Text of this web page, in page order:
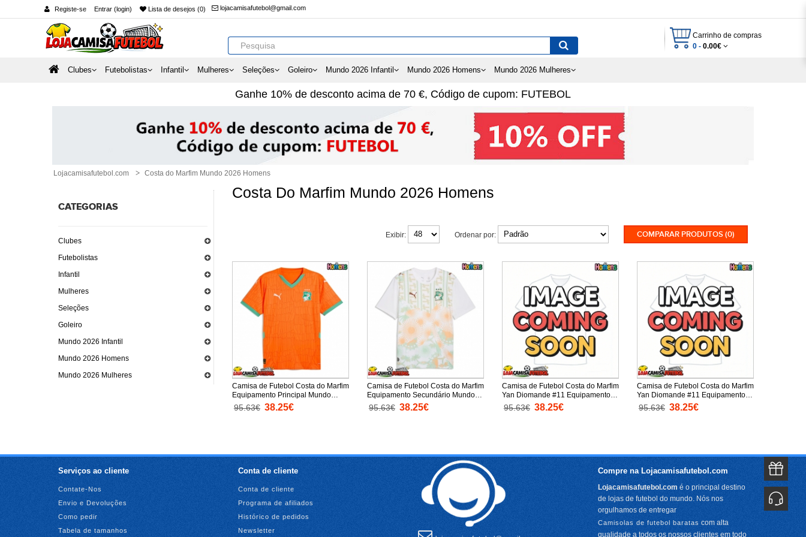
Registe-se Entrar (login) Lista de desejos (0) lojacamisafutebol@gmail.com
Carrinho de compras
0 - 0.00€
Clubes Futebolistas Infantil Mulheres Seleções Goleiro Mundo 2026 Infantil Mundo 2026 Homens Mundo 2026 Mulheres
Ganhe 10% de desconto acima de 70 €, Código de cupom: FUTEBOL
Lojacamisafutebol.com Costa do Marfim Mundo 2026 Homens
CATEGORIAS
Clubes
Futebolistas
Infantil
Mulheres
Seleções
Goleiro
Mundo 2026 Infantil
Mundo 2026 Homens
Mundo 2026 Mulheres
Costa Do Marfim Mundo 2026 Homens
COMPARAR PRODUTOS (0)
Ordenar por:
Exibir:
Camisa de Futebol Costa do Marfim
Equipamento Principal Mundo
2026 Manga Curta
95.63€ 38.25€
Camisa de Futebol Costa do Marfim
Equipamento Secundário Mundo
2026 Manga Curta
95.63€ 38.25€
Camisa de Futebol Costa do Marfim
Yan Diomande #11 Equipamento
Principal Mundo 2026 Manga Curta
95.63€ 38.25€
Camisa de Futebol Costa do Marfim
Yan Diomande #11 Equipamento
Secundário Mundo 2026 Manga
Curta
95.63€ 38.25€
Serviços ao cliente
Contate-Nos
Envio e Devoluções
Como pedir
Tabela de tamanhos
Conta de cliente
Conta de cliente
Programa de afiliados
Histórico de pedidos
Newsletter
Compre na Lojacamisafutebol.com
Lojacamisafutebol.com é o principal destino
de lojas de futebol do mundo. Nós nos
orgulhamos de entregar
Camisolas de futebol baratas com alta
qualidade a todos os nossos clientes em todo